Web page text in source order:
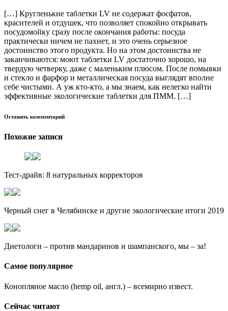
[…] Кругленькие таблетки LV не содержат фосфатов,
красителей и отдушек, что позволяет спокойно открывать
посудомойку сразу после окончания работы: посуда
практически ничем не пахнет, и это очень серьезное
достоинство этого продукта. Но на этом достоинства не
заканчиваются: моют таблетки LV достаточно хорошо, на
твердую четверку, даже с маленьким плюсом. После помывки
и стекло и фарфор и металлическая посуда выглядят вполне
себе чистыми. А уж кто-кто, а мы знаем, как нелегко найти
эффективные экологические таблетки для ПММ. […]
Оставить комментарий
Похожие записи
Тест-драйв: 8 натуральных корректоров
Черный снег в Челябинске и другие экологические итоги 2019
Диетологи – против мандаринов и шампанского, мы – за!
Самое популярное
Конопляное масло (hemp oil, англ.) – всемирно извест.
Сейчас читают